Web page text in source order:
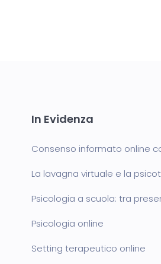
In Evidenza
Consenso informato online
La lavagna virtuale e la
Psicologia a scuola: tra
Psicologia online
Setting terapeutico online